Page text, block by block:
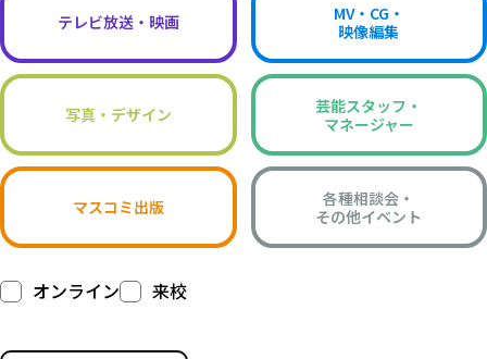
テレビ放送・映画
MV・CG・
映像編集
写真・デザイン
芸能スタッフ・
マネージャー
マスコミ出版
各種相談会・
その他イベント
オンライン 来校